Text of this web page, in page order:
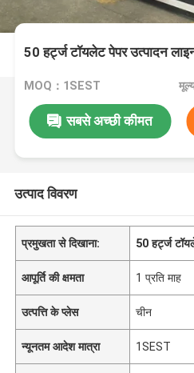
50 हर्ट्ज टॉयलेट पेपर उत्पादन
MOQ：1SEST
सबसे अच्छी कीमत
उत्पाद विवरण
प्रमुखता से दिखाना: 50 हर्ट्ज
आपूर्ति की क्षमता 1 प्रति माह
उत्पत्ति के प्लेस चीन
न्यूनतम आदेश मात्रा 1SEST